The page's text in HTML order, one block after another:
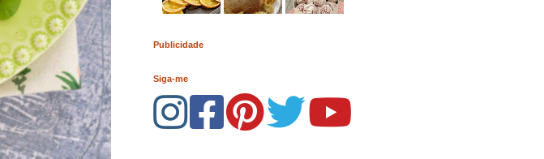
Publicidade
Siga-me